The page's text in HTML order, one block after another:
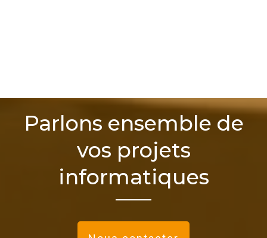
Parlons ensemble de
vos projets
informatiques